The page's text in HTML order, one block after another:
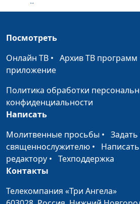
верой
жизнь
Доброе свыше Роман
может изменить
жизнь
тяжести грехов
Стремись к награде от
Бога
Роман
Божьи дети среди
Роман
Посмотреть
Онлайн ТВ • Архив ТВ программ
приложение
Политика обработки
конфиденциальности
Написать
Молитвенные просьбы •
священнослужителю •
редактору • Техподдержка
Контакты
Телекомпания «Три Ангела»